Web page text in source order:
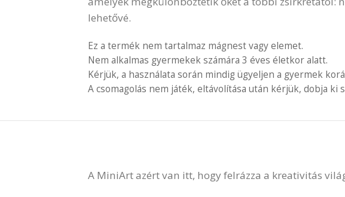
lehetővé.
Ez a termék nem tartalmaz mágnest vagy elemet.
Nem alkalmas gyermekek számára 3 éves életkor alatt.
Kérjük, a használata során mindig ügyeljen a gyermek
A csomagolás nem játék, eltávolítása után kérjük, dobja ki
A MiniArt azért van itt, hogy felrázza a kreativitás